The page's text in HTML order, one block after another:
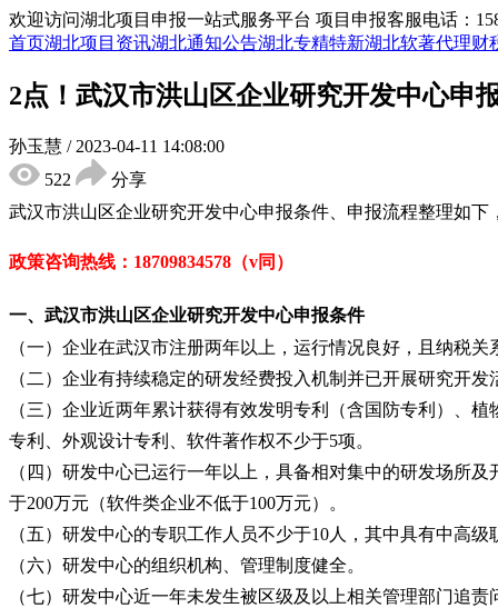
欢迎访问湖北项目申报一站式服务平台 项目申报客服电话：
首页湖北项目资讯湖北通知公告湖北专精特新湖北软著代理财
2点！武汉市洪山区企业研究开发中心申
孙玉慧 / 2023-04-11 14:08:00
522
分享
武汉市洪山区企业研究开发中心申报条件、申报流程整理如
政策咨询热线： 18709834578（v同）
一、 武汉市洪山区企业研究开发中心申报条件
（一）企业在武汉市注册两年以上，运行情况良好，且纳税
（二）企业有持续稳定的研发经费投入机制并已开展研究开
（三）企业近两年累计获得有效发明专利（含国防专利）、
专利、外观设计专利、软件著作权不少于5项。
（四）研发中心已运行一年以上，具备相对集中的研发场所
于200万元（软件类企业不低于100万元）。
（五）研发中心的专职工作人员不少于10人，其中具有中高级
（六）研发中心的组织机构、管理制度健全。
（七）研发中心近一年未发生被区级及以上相关管理部门追